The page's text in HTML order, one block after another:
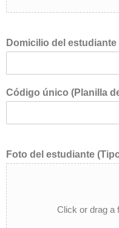
Domicilio del estudiante
Código único (Planilla
Foto del estudiante
Click or drag a